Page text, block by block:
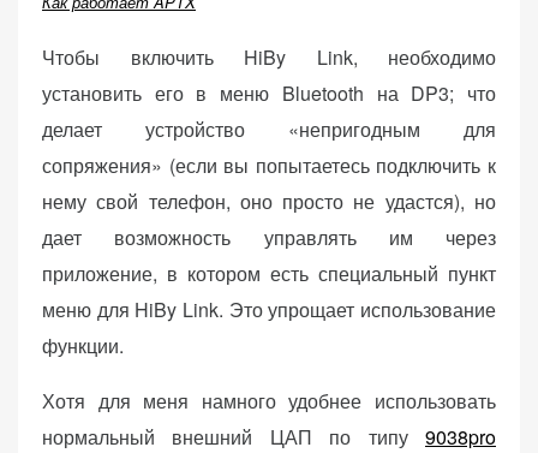
Чтобы включить HiBy Link, необходимо
установить его в меню Bluetooth на DP3; что
делает устройство «непригодным для
сопряжения» (если вы попытаетесь подключить к
нему свой телефон, оно просто не удастся), но
дает возможность управлять им через
приложение, в котором есть специальный пункт
меню для HiBy Link. Это упрощает использование
функции.
Хотя для меня намного удобнее использовать
нормальный внешний ЦАП по типу 9038pro